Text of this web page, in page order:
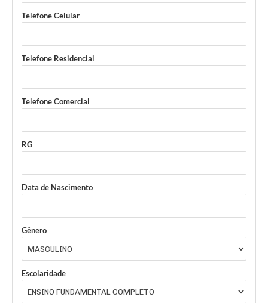
Telefone Celular
Telefone Residencial
Telefone Comercial
RG
Data de Nascimento
Gênero
Escolaridade